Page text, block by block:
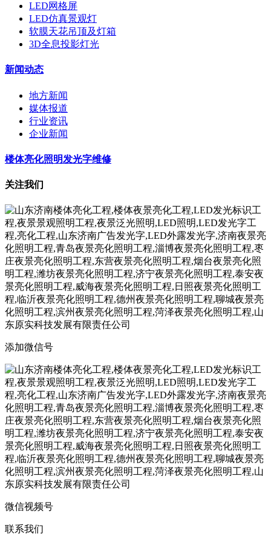
LED网格屏
LED仿真景观灯
软膜天花吊顶及灯箱
3D全息投影灯光
新闻动态
地方新闻
媒体报道
行业资讯
企业新闻
楼体亮化照明发光字维修
关注我们
添加微信号
微信视频号
联系我们